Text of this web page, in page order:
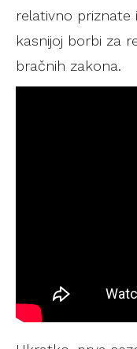
relativno
kasnijoj borbi za
bračnih zakona.